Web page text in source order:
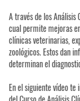
A través de los
cual permite mejoras
clínicas veterinarias,
zoológicos. Estos dan
determinan el
En el siguiente vídeo